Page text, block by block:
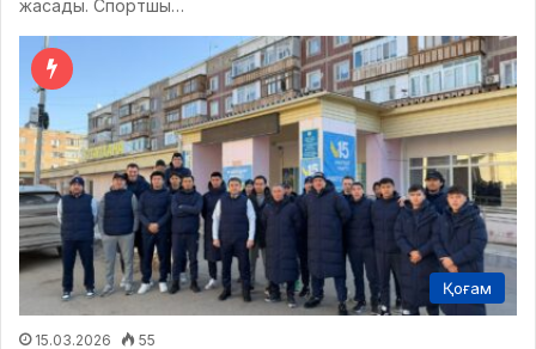
жасады. Спортшы…
Қоғам
15.03.2026 55